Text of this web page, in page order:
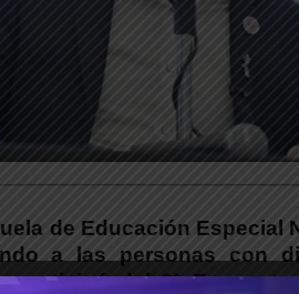
de Educación Especial
a las personas con
participó del 6°